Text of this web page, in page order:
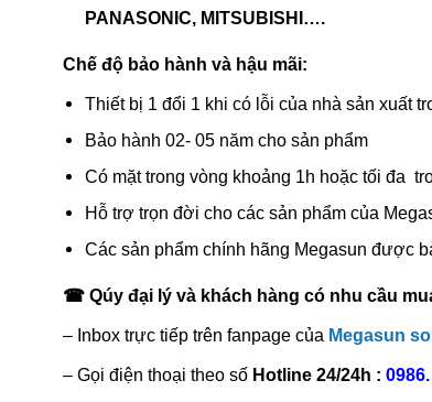
PANASONIC, MITSUBISHI….
Chế độ bảo hành và hậu mãi:
Thiết bị 1 đổi 1 khi có lỗi của nhà sản xuất
Bảo hành 02- 05 năm cho sản phẩm
Có mặt trong vòng khoảng 1h hoặc tối đa
Hỗ trợ trọn đời cho các sản phẩm của
Các sản phẩm chính hãng Megasun được
☎ Qúy đại lý và khách hàng có nhu cầu
– Inbox trực tiếp trên fanpage của Megasun
– Gọi điện thoại theo số Hotline 24/24h :